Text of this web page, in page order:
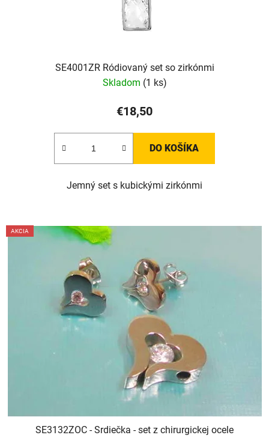
SE4001ZR Ródiovaný set so zirkónmi
Skladom (1 ks)
€18,50
DO KOŠÍKA
Jemný set s kubickými zirkónmi
AKCIA
SE3132ZOC - Srdiečka - set z chirurgickej ocele